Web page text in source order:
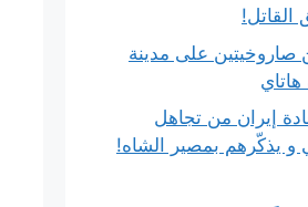
القاتل!
على مدينة
هاتاي
إيران من تجاهل
و يذكّرهم بمصير الشاه!